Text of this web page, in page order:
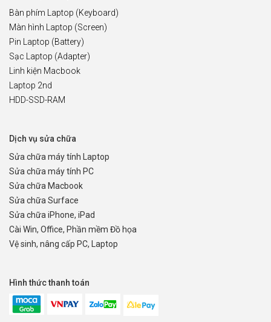
Bàn phím Laptop (Keyboard)
Màn hình Laptop (Screen)
Pin Laptop (Battery)
Sạc Laptop (Adapter)
Linh kiện Macbook
Laptop 2nd
HDD-SSD-RAM
Dịch vụ sửa chữa
Sửa chữa máy tính Laptop
Sửa chữa máy tính PC
Sửa chữa Macbook
Sửa chữa Surface
Sửa chữa iPhone, iPad
Cài Win, Office, Phần mềm Đồ họa
Vệ sinh, nâng cấp PC, Laptop
Hình thức thanh toán